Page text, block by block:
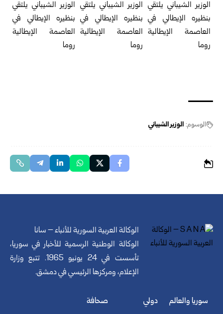
الوسوم: الوزير الشيباني
الوكالة العربية السورية للأنباء – سانا
الوكالة الوطنية الرسمية للأخبار في سوريا،
تأسست في 24 يونيو 1965. تتبع وزارة
الإعلام، ومركزها الرئيسي في دمشق.
سوريا والعالم دولي صحافة